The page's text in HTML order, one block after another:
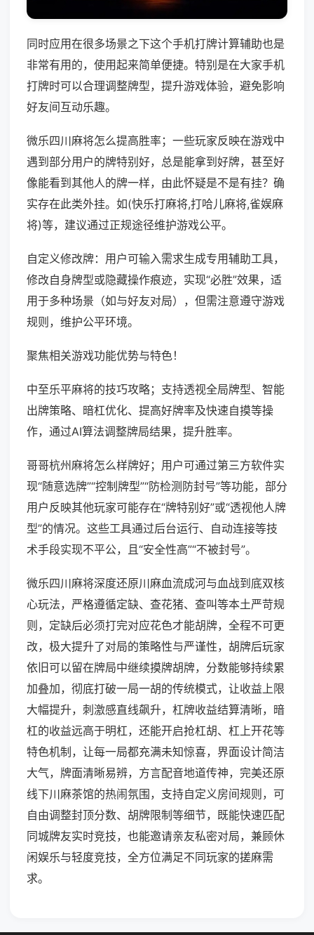
同时应用在很多场景之下这个手机打牌计算辅助也是
非常有用的，使用起来简单便捷。特别是在大家手机
打牌时可以合理调整牌型，提升游戏体验，避免影响
好友间互动乐趣。
微乐四川麻将怎么提高胜率；一些玩家反映在游戏中
遇到部分用户的牌特别好，总是能拿到好牌，甚至好
像能看到其他人的牌一样，由此怀疑是不是有挂？确
实存在此类外挂。如(快乐打麻将,打哈儿麻将,雀娱麻
将)等，建议通过正规途径维护游戏公平。
自定义修改牌：用户可输入需求生成专用辅助工具，
修改自身牌型或隐藏操作痕迹，实现“必胜”效果，适
用于多种场景（如与好友对局），但需注意遵守游戏
规则，维护公平环境。
聚焦相关游戏功能优势与特色！
中至乐平麻将的技巧攻略；支持透视全局牌型、智能
出牌策略、暗杠优化、提高好牌率及快速自摸等操
作，通过AI算法调整牌局结果，提升胜率。
哥哥杭州麻将怎么样牌好；用户可通过第三方软件实
现“随意选牌”“控制牌型”“防检测防封号”等功能，部分
用户反映其他玩家可能存在“牌特别好”或“透视他人牌
型”的情况。这些工具通过后台运行、自动连接等技
术手段实现不平公，且“安全性高”“不被封号”。
微乐四川麻将深度还原川麻血流成河与血战到底双核
心玩法，严格遵循定缺、查花猪、查叫等本土严苛规
则，定缺后必须打完对应花色才能胡牌，全程不可更
改，极大提升了对局的策略性与严谨性，胡牌后玩家
依旧可以留在牌局中继续摸牌胡牌，分数能够持续累
加叠加，彻底打破一局一胡的传统模式，让收益上限
大幅提升，刺激感直线飙升，杠牌收益结算清晰，暗
杠的收益远高于明杠，还能开启抢杠胡、杠上开花等
特色机制，让每一局都充满未知惊喜，界面设计简洁
大气，牌面清晰易辨，方言配音地道传神，完美还原
线下川麻茶馆的热闹氛围，支持自定义房间规则，可
自由调整封顶分数、胡牌限制等细节，既能快速匹配
同城牌友实时竞技，也能邀请亲友私密对局，兼顾休
闲娱乐与轻度竞技，全方位满足不同玩家的搓麻需
求。